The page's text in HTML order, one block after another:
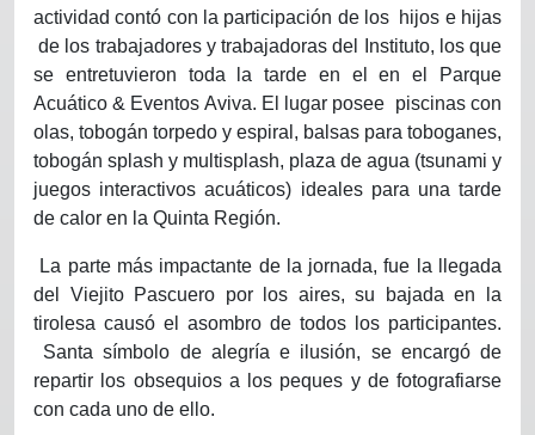
actividad contó con la participación de los hijos e hijas
de los trabajadores y trabajadoras del Instituto, los que
se entretuvieron toda la tarde en el en el Parque
Acuático & Eventos Aviva. El lugar posee piscinas con
olas, tobogán torpedo y espiral, balsas para toboganes,
tobogán splash y multisplash, plaza de agua (tsunami y
juegos interactivos acuáticos) ideales para una tarde
de calor en la Quinta Región.
La parte más impactante de la jornada, fue la llegada
del Viejito Pascuero por los aires, su bajada en la
tirolesa causó el asombro de todos los participantes.
Santa símbolo de alegría e ilusión, se encargó de
repartir los obsequios a los peques y de fotografiarse
con cada uno de ello.